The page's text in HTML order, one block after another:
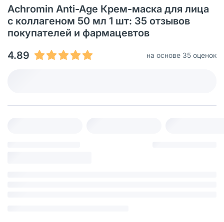
Achromin Anti-Age Крем-маска для лица
с коллагеном 50 мл 1 шт: 35 отзывов
покупателей и фармацевтов
4.89
на основе 35 оценок